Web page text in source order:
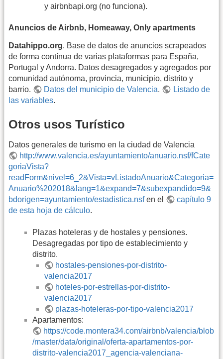
y airbnbapi.org (no funciona).
Anuncios de Airbnb, Homeaway, Only apartments
Datahippo.org. Base de datos de anuncios scrapeados
de forma contínua de varias plataformas para España,
Portugal y Andorra. Datos desagregados y agregados por
comunidad autónoma, provincia, municipio, distrito y
barrio.
Datos del municipio de Valencia.
Listado de
las variables.
Otros usos Turístico
Datos generales de turismo en la ciudad de Valencia
http://www.valencia.es/ayuntamiento/anuario.nsf/fCate
goriaVista?
readForm&nivel=6_2&Vista=vListadoAnuario&Categoria=
Anuario%202018&lang=1&expand=7&subexpandido=9&
bdorigen=ayuntamiento/estadistica.nsfen el
capítulo 9
de esta hoja de cálculo.
Plazas hoteleras y de hostales y pensiones.
Desagregadas por tipo de establecimiento y
distrito.
hostales-pensiones-por-distrito-
valencia2017
hoteles-por-estrellas-por-distrito-
valencia2017
plazas-hoteleras-por-tipo-valencia2017
Apartamentos:
https://code.montera34.com/airbnb/valencia/blob
/master/data/original/oferta-apartamentos-por-
distrito-valencia2017_agencia-valenciana-